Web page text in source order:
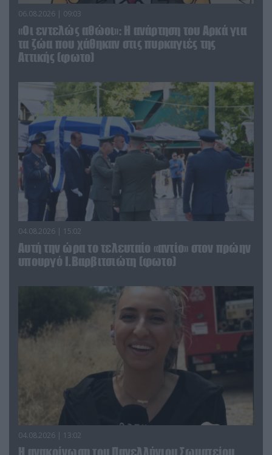
06.08.2026 | 09:03
«Οι εντελώς αθώοι»: Η ανάρτηση του Αρκά για
τα ζώα που χάθηκαν στις πυρκαγιές της
Αττικής (φωτο)
04.08.2026 | 15:02
Αυτή την ώρα το τελευταίο «αντίο» στον πρώην
υπουργό Ι.Βαρβιτσιώτη (φωτο)
04.08.2026 | 13:02
Η ανακοίνωση του Πανελλήνιου Σωματείου